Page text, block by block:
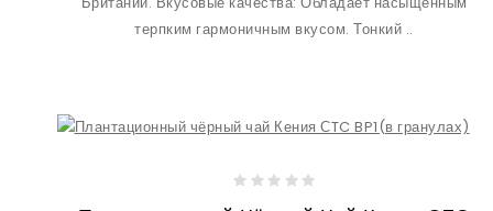
терпким гармоничным вкусом. Тонкий ..